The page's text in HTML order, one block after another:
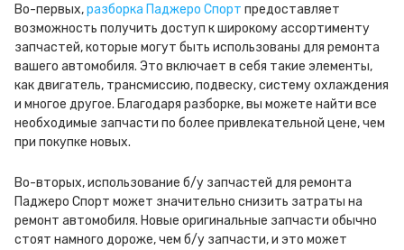
Во-первых,разборка Паджеро Спорт предоставляет
возможность получить доступ к широкому ассортименту
запчастей, которые могут быть использованы для ремонта
вашего автомобиля. Это включает в себя такие элементы,
как двигатель, трансмиссию, подвеску, систему охлаждения
и многое другое. Благодаря разборке, вы можете найти все
необходимые запчасти по более привлекательной цене, чем
при покупке новых.
Во-вторых, использование б/у запчастей для ремонта
Паджеро Спорт может значительно снизить затраты на
ремонт автомобиля. Новые оригинальные запчасти обычно
стоят намного дороже, чем б/у запчасти, и это может